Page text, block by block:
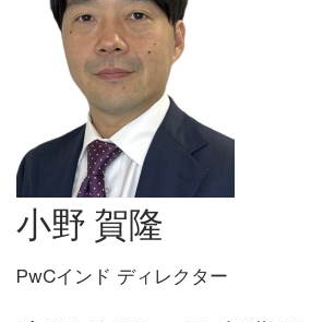
小野 賀隆
PwCインド ディレクター